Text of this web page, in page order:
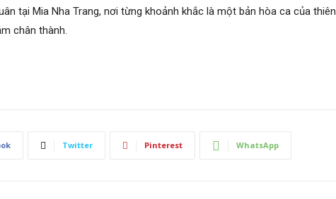
tại Mia Nha Trang, nơi từng khoảnh khắc là một bản hòa ca của thiên
chân thành.
Twitter Pinterest WhatsApp